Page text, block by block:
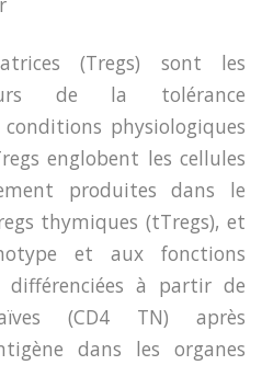
(Tregs) sont les
de la tolérance
physiologiques
englobent les cellules
produites dans le
thymiques (tTregs), et
et aux fonctions
à partir de
(CD4 TN) après
dans les organes